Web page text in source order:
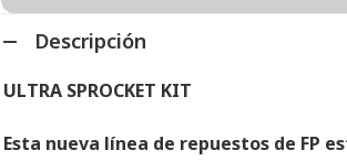
Descripción
ULTRA SPROCKET KIT
Esta nueva línea de repuestos de FP